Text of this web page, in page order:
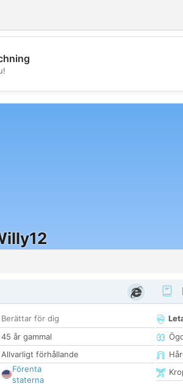
Berättar för dig
45 år gammal
Allvarligt förhållande
Förenta
staterna